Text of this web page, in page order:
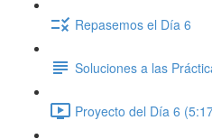
Repasemos el Día 6
Soluciones a las
Proyecto del Día 6